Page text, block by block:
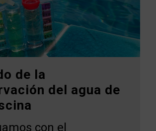
de la
del agua de
con el